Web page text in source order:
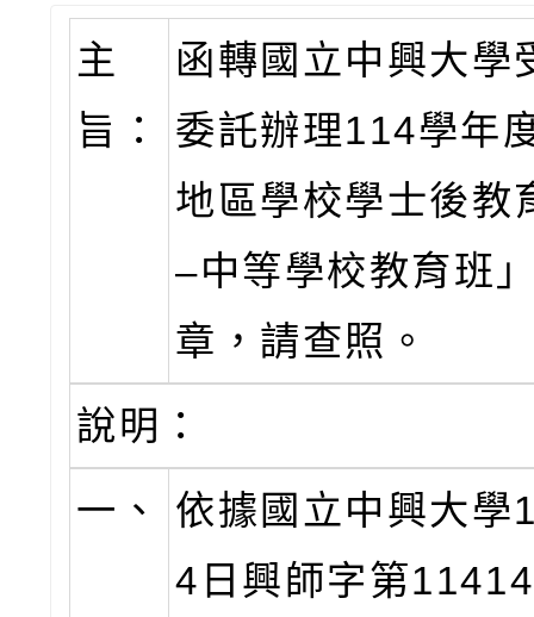
主
旨：
函轉國立中興大學
委託辦理114學年
地區學校學士後教
–中等學校教育班
章，請查照。
說明：
一、
依據國立中興大學
4日興師字第